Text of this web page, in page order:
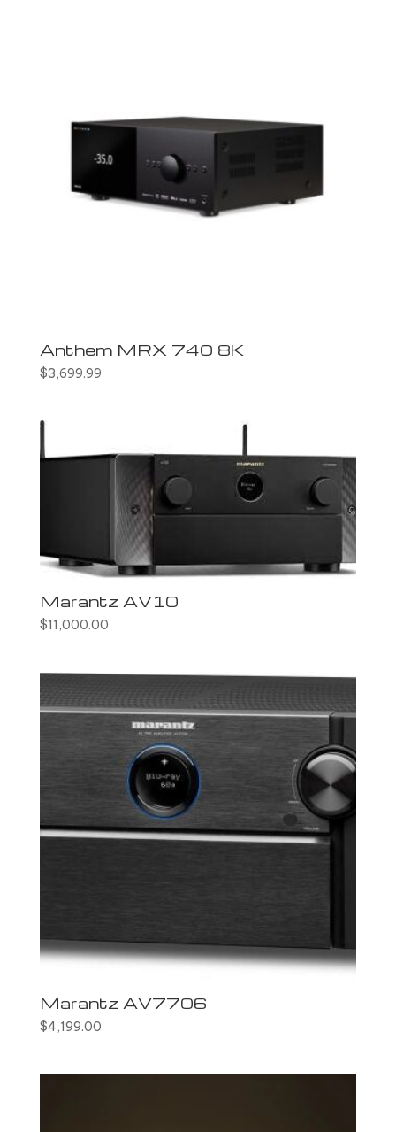
Anthem MRX 740 8K
$3,699.99
Marantz AV10
$11,000.00
Marantz AV7706
$4,199.00